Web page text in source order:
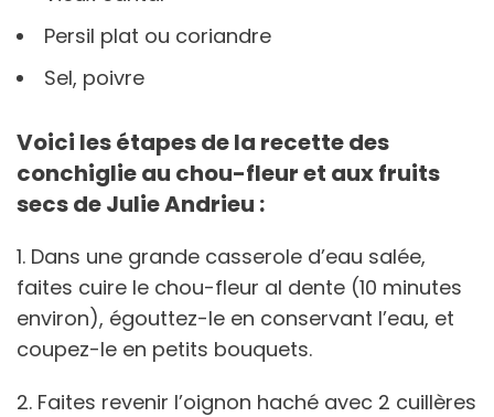
Persil plat ou coriandre
Sel, poivre
Voici les étapes de la recette des
conchiglie au chou-fleur et aux fruits
secs de Julie Andrieu :
1. Dans une grande casserole d’eau salée,
faites cuire le chou-fleur al dente (10 minutes
environ), égouttez-le en conservant l’eau, et
coupez-le en petits bouquets.
2. Faites revenir l’oignon haché avec 2 cuillères